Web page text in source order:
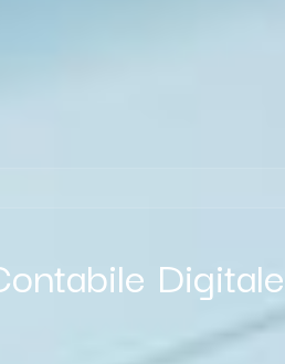
Digitale